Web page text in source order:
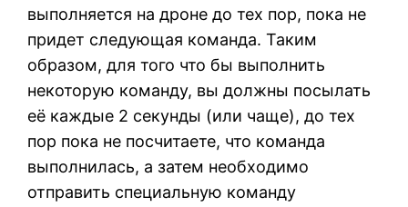
выполняется на дроне до тех пор, пока не
придет следующая команда. Таким
образом, для того что бы выполнить
некоторую команду, вы должны посылать
её каждые 2 секунды (или чаще), до тех
пор пока не посчитаете, что команда
выполнилась, а затем необходимо
отправить специальную команду